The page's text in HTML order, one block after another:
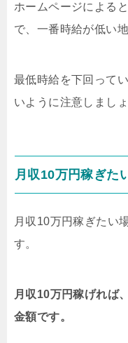
ホームページによる
で、一番時給が低い
最低時給を下回って
いように注意しましょ
月収10万円稼ぎた
月収10万円稼ぎたい
す。
月収10万円稼げれば
金額です。